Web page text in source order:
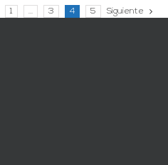
1 … 3 4 5 Siguiente